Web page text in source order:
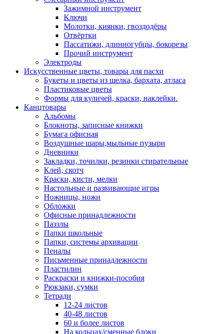
Зажимной инструмент
Ключи
Молотки, киянки, гвоздодёры
Отвёртки
Пассатижи, длинногубцы, бокорезы
Прочий инструмент
Электроды
Искусственные цветы, товары для пасхи
Букеты и цветы из шелка, бархата, атласа
Пластиковые цветы
Формы для куличей, краски, наклейки.
Канцтовары
Альбомы
Блокноты, записные книжки
Бумага офисная
Воздушные шары,мыльные пузыри
Дневники
Закладки, точилки, резинки стирательные
Клей, скотч
Краски, кисти, мелки
Настольные и развивающие игры
Ножницы, ножи
Обложки
Офисные принадлежности
Паззлы
Папки школьные
Папки, системы архивации
Пеналы
Письменные принадлежности
Пластилин
Раскраски и книжки-пособия
Рюкзаки, сумки
Тетради
12-24 листов
40-48 листов
60 и более листов
На кольцах/сменные блоки